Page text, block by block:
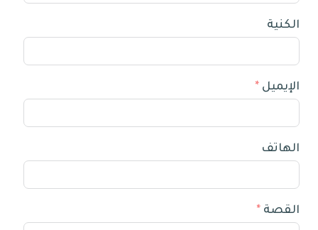
الكنية
الإيميل
الهاتف
القصة